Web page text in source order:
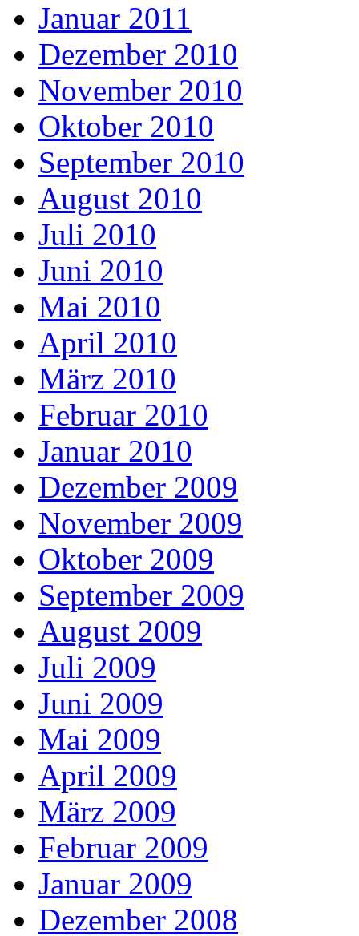
Januar 2011
Dezember 2010
November 2010
Oktober 2010
September 2010
August 2010
Juli 2010
Juni 2010
Mai 2010
April 2010
März 2010
Februar 2010
Januar 2010
Dezember 2009
November 2009
Oktober 2009
September 2009
August 2009
Juli 2009
Juni 2009
Mai 2009
April 2009
März 2009
Februar 2009
Januar 2009
Dezember 2008